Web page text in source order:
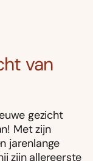
van
gezicht
Met zijn
jarenlange
zijn allereerste